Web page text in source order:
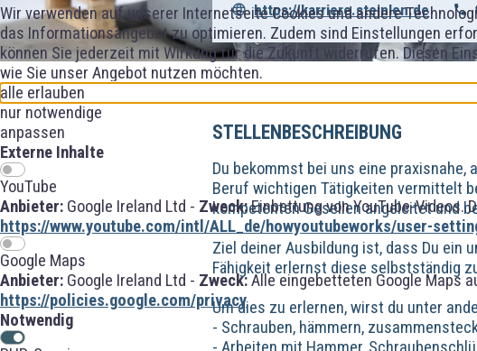
Wir verwenden auf unserer Internetseite Cookies und andere
das Informationsangebot zu optimieren. Zudem sind Einstellungen
können Sie jederzeit mit Wirkung für die Zukunft widerrufen. Diesen
wie Sie unser Angebot nutzen möchten.
alle erlauben
nur notwendige
anpassen
Externe Inhalte
YouTube
Anbieter: Google Ireland Ltd - Zweck:Einbettung von YouTube-Videos.
https://www.youtube.com/intl/ALL_de/howyoutubeworks/user-
Google Maps
Anbieter: Google Ireland Ltd - Zweck:Alle eingebetteten Google Maps
https://policies.google.com/privacy
Notwendig
https://karriere.steinlen.de
STELLENBESCHREIBUNG
Du bekommst bei uns eine
Beruf wichtigen Tätigkeiten vermittelt
kompetenten Gesellen angeleitet und
Ziel deiner Ausbildung ist, dass Du ein
Fähigkeit erlernst diese selbstständig
Um dies zu erlernen, wirst du unter
- Schrauben, hämmern,